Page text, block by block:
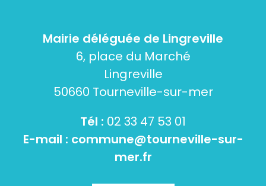
Mairie déléguée de Lingreville
6, place du Marché
Lingreville
50660 Tourneville-sur-mer
Tél : 02 33 47 53 01
E-mail : commune@tourneville-sur-
mer.fr